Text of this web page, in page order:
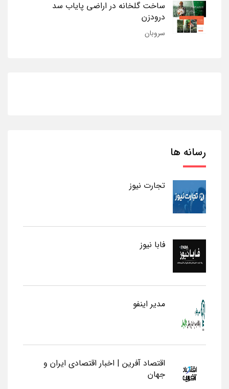
ساخت گلخانه در اراضی پایاب سد
درودزن
سروبان
رسانه ها
تجارت نیوز
فابا نیوز
مدیر اینفو
اقتصاد آفرین | اخبار اقتصادی ایران و
جهان